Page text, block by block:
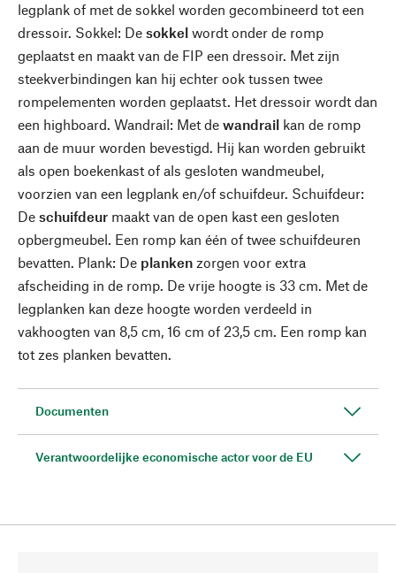
legplank of met de sokkel worden gecombineerd tot een
dressoir. Sokkel: De sokkel wordt onder de romp
geplaatst en maakt van de FIP een dressoir. Met zijn
steekverbindingen kan hij echter ook tussen twee
rompelementen worden geplaatst. Het dressoir wordt dan
een highboard. Wandrail: Met de wandrail kan de romp
aan de muur worden bevestigd. Hij kan worden gebruikt
als open boekenkast of als gesloten wandmeubel,
voorzien van een legplank en/of schuifdeur. Schuifdeur:
De schuifdeur maakt van de open kast een gesloten
opbergmeubel. Een romp kan één of twee schuifdeuren
bevatten. Plank: De planken zorgen voor extra
afscheiding in de romp. De vrije hoogte is 33 cm. Met de
legplanken kan deze hoogte worden verdeeld in
vakhoogten van 8,5 cm, 16 cm of 23,5 cm. Een romp kan
tot zes planken bevatten.
Documenten
Verantwoordelijke economische actor voor de EU